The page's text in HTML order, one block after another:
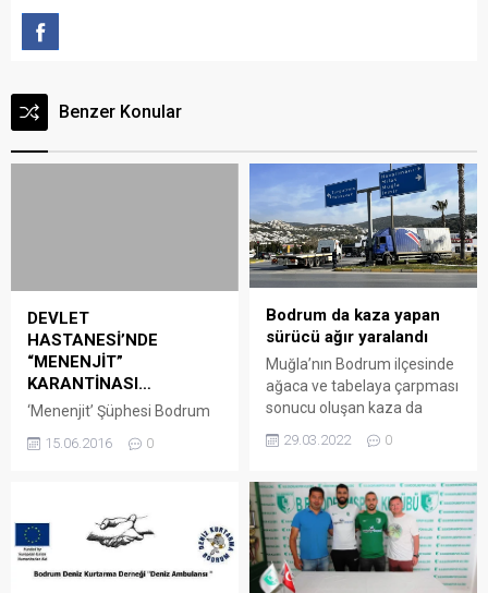
Benzer Konular
DEVLET
HASTANESİ’NDE
“MENENJİT”
KARANTİNASI…
‘Menenjit’ Şüphesi Bodrum
Devlet Hastanesi ‘Acil
Servisi’ni karantinaya
rastlanmayınca, acil servis
tekrar hizmete açıldı. Bir
otelde animatörlük yapan
15.06.2016 0
Bodrum da kaza yapan
sürücü ağır yaralandı
Muğla’nın Bodrum ilçesinde
ağaca ve tabelaya çarpması
sonucu oluşan kaza da
ağır yaralandı. Arena
Aldam’ın kullandığı 20 ACH
827 plakalı kargo firmasına
ait kamyonet, Gümbet
Kavşağı’nda refüjdeki
ağaçlara, ardından
29.03.2022 0